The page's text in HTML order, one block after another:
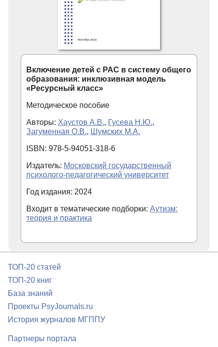
Включение детей с РАС в систему общего
образования: инклюзивная модель
«Ресурсный класс»
Методическое пособие
Авторы: Хаустов А.В., Гусева Н.Ю.,
Загуменная О.В., Шумских М.А.
ISBN: 978-5-94051-318-6
Издатель: Московский государственный
психолого-педагогический университет
Год издания: 2024
Входит в тематические подборки: Аутизм:
теория и практика
ТОП-20 статей
ТОП-20 книг
База знаний
Проекты PsyJournals.ru
История журналов МГППУ
Партнеры портала